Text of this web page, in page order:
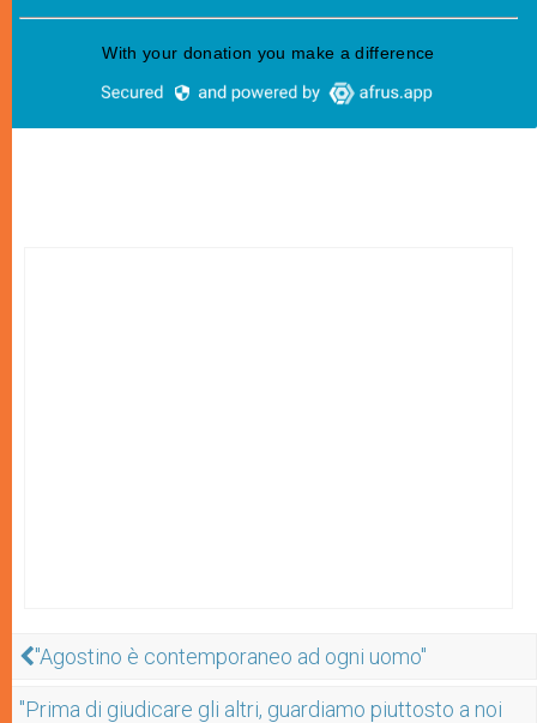
"Agostino è contemporaneo ad ogni uomo"
"Prima di giudicare gli altri, guardiamo piuttosto a noi